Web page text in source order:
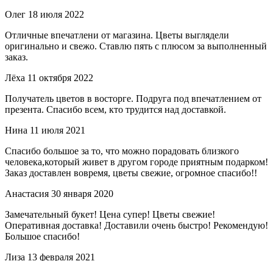
Олег 18 июля 2022
Отличные впечатлени от магазина. Цветы выглядели
оригинально и свежо. Ставлю пять с плюсом за выполненный
заказ.
Лёха 11 октября 2022
Получатель цветов в восторге. Подруга под впечатлением от
презента. Спасибо всем, кто трудится над доставкой.
Нина 11 июля 2021
Спасибо большое за то, что можно порадовать близкого
человека,который живет в другом городе приятным подарком!
Заказ доставлен вовремя, цветы свежие, огромное спасибо!!
Анастасия 30 января 2020
Замечательный букет! Цена супер! Цветы свежие!
Оперативная доставка! Доставили очень быстро! Рекомендую!
Большое спасибо!
Лиза 13 февраля 2021